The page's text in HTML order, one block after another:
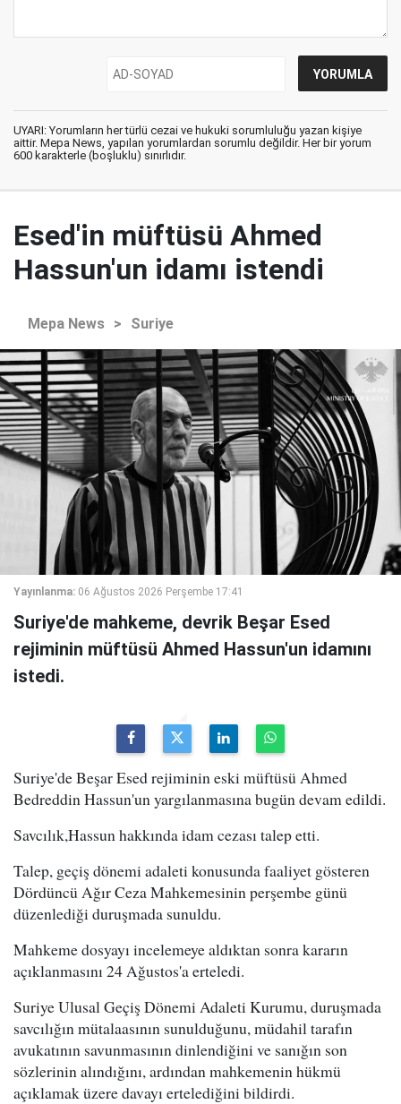
UYARI: Yorumların her türlü cezai ve hukuki sorumluluğu yazan kişiye
aittir. Mepa News, yapılan yorumlardan sorumlu değildir. Her bir yorum
600 karakterle (boşluklu) sınırlıdır.
Esed'in müftüsü Ahmed
Hassun'un idamı istendi
Mepa News > Suriye
Yayınlanma: 06 Ağustos 2026 Perşembe 17:41
Suriye'de mahkeme, devrik Beşar Esed
rejiminin müftüsü Ahmed Hassun'un idamını
istedi.
Suriye'de Beşar Esed rejiminin eski müftüsü Ahmed
Bedreddin Hassun'un yargılanmasına bugün devam edildi.
Savcılık,Hassun hakkında idam cezası talep etti.
Talep, geçiş dönemi adaleti konusunda faaliyet gösteren
Dördüncü Ağır Ceza Mahkemesinin perşembe günü
düzenlediği duruşmada sunuldu.
Mahkeme dosyayı incelemeye aldıktan sonra kararın
açıklanmasını 24 Ağustos'a erteledi.
Suriye Ulusal Geçiş Dönemi Adaleti Kurumu, duruşmada
savcılığın mütalaasının sunulduğunu, müdahil tarafın
avukatının savunmasının dinlendiğini ve sanığın son
sözlerinin alındığını, ardından mahkemenin hükmü
açıklamak üzere davayı ertelediğini bildirdi.